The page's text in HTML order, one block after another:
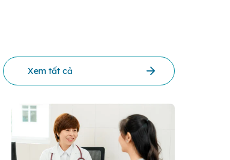
Xem tất cả